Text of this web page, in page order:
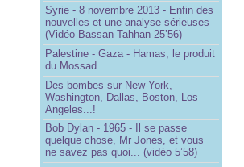
Syrie - 8 novembre 2013 - Enfin des
nouvelles et une analyse sérieuses
(Vidéo Bassan Tahhan 25’56)
Palestine - Gaza - Hamas, le produit
du Mossad
Des bombes sur New-York,
Washington, Dallas, Boston, Los
Angeles...!
Bob Dylan - 1965 - Il se passe
quelque chose, Mr Jones, et vous
ne savez pas quoi... (vidéo 5’58)